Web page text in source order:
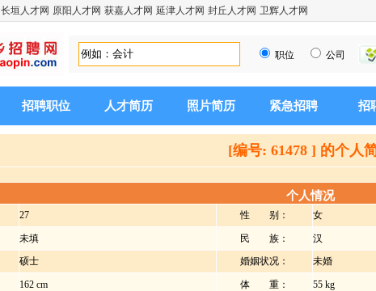
长垣人才网 原阳人才网 获嘉人才网 延津人才网 封丘人才网 卫辉人才网
职位 公司
招聘职位 人才简历 照片简历 紧急招聘 招
[编号: 61478 ] 的个人
个人情况
27 性 别： 女
未填 民 族：
汉
硕士 婚姻状况： 未婚
162 cm 体 重： 55 kg